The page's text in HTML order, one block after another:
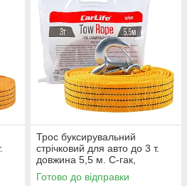
Трос буксирувальний
стрічковий для авто до 3 т.
довжина 5,5 м. С-гак,
оранжевий CarLife (TR706/P)
Готово до відправки